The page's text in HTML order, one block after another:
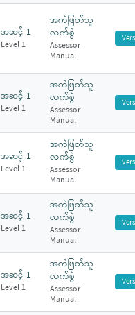
အဆင့် 1
Level 1
အကဲဖြတ်သူ
လက်စွဲ
Assessor
Manual
အဆင့် 1
Level 1
အကဲဖြတ်သူ
လက်စွဲ
Assessor
Manual
အဆင့် 1
Level 1
အကဲဖြတ်သူ
လက်စွဲ
Assessor
Manual
အဆင့် 1
Level 1
အကဲဖြတ်သူ
လက်စွဲ
Assessor
Manual
အဆင့် 1
Level 1
အကဲဖြတ်သူ
လက်စွဲ
Assessor
Manual